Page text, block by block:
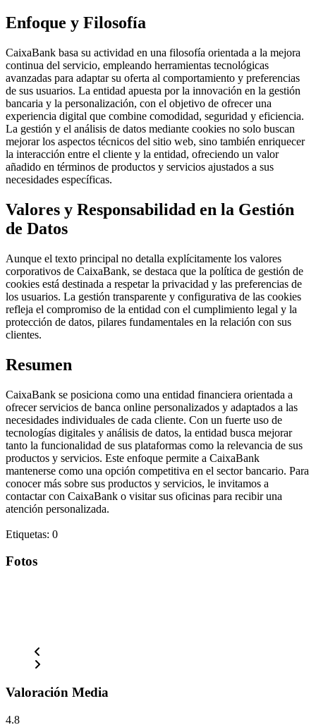
Enfoque y Filosofía
CaixaBank basa su actividad en una filosofía orientada a la mejora
continua del servicio, empleando herramientas tecnológicas
avanzadas para adaptar su oferta al comportamiento y preferencias
de sus usuarios. La entidad apuesta por la innovación en la gestión
bancaria y la personalización, con el objetivo de ofrecer una
experiencia digital que combine comodidad, seguridad y eficiencia.
La gestión y el análisis de datos mediante cookies no solo buscan
mejorar los aspectos técnicos del sitio web, sino también enriquecer
la interacción entre el cliente y la entidad, ofreciendo un valor
añadido en términos de productos y servicios ajustados a sus
necesidades específicas.
Valores y Responsabilidad en la Gestión
de Datos
Aunque el texto principal no detalla explícitamente los valores
corporativos de CaixaBank, se destaca que la política de gestión de
cookies está destinada a respetar la privacidad y las preferencias de
los usuarios. La gestión transparente y configurativa de las cookies
refleja el compromiso de la entidad con el cumplimiento legal y la
protección de datos, pilares fundamentales en la relación con sus
clientes.
Resumen
CaixaBank se posiciona como una entidad financiera orientada a
ofrecer servicios de banca online personalizados y adaptados a las
necesidades individuales de cada cliente. Con un fuerte uso de
tecnologías digitales y análisis de datos, la entidad busca mejorar
tanto la funcionalidad de sus plataformas como la relevancia de sus
productos y servicios. Este enfoque permite a CaixaBank
mantenerse como una opción competitiva en el sector bancario. Para
conocer más sobre sus productos y servicios, le invitamos a
contactar con CaixaBank o visitar sus oficinas para recibir una
atención personalizada.
Etiquetas: 0
Fotos
Valoración Media
4.8